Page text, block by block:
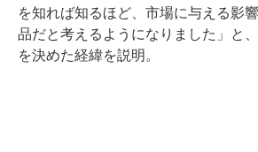
を知れば知るほど、市場に与える影
品だと考えるようになりました」と
を決めた経緯を説明。